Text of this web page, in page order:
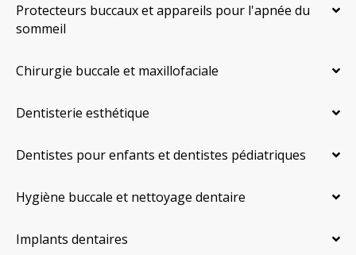
Protecteurs buccaux et appareils pour l'apnée du
sommeil
Chirurgie buccale et maxillofaciale
Dentisterie esthétique
Dentistes pour enfants et dentistes pédiatriques
Hygiène buccale et nettoyage dentaire
Implants dentaires